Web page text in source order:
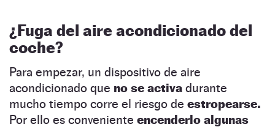
¿Fuga del aire acondicionado del
coche?
Para empezar, un dispositivo de aire
acondicionado que no se activa durante
mucho tiempo corre el riesgo de estropearse.
Por ello es conveniente encenderlo algunas